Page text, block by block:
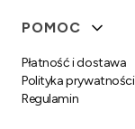
POMOC
Płatność i dostawa
Polityka prywatności
Regulamin